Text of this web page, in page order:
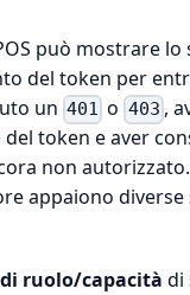
può mostrare lo
del token per
un 401 o 403 ,
token e aver
non
appaiono diverse
ruolo/capacità di